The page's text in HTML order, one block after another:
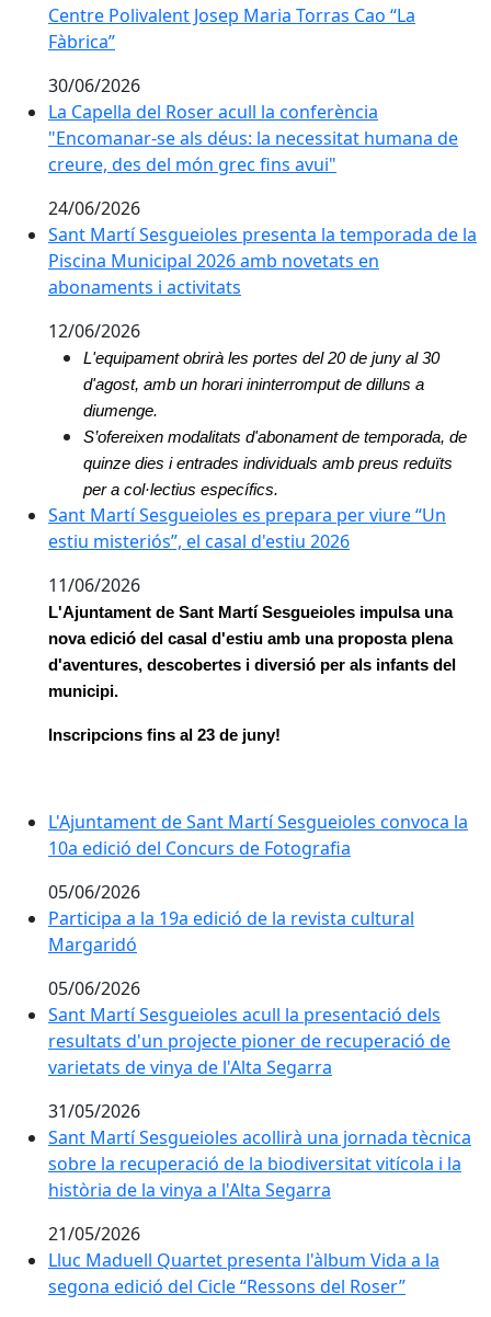
Centre Polivalent Josep Maria Torras Cao “La
Fàbrica”
30/06/2026
La Capella del Roser acull la conferència
La Capella del Roser acull la conferència
"Encomanar-se als déus: la necessitat humana de
creure, des del món grec fins avui"
24/06/2026
Sant Martí Sesgueioles presenta la temporada de la
Sant Martí Sesgueioles presenta la temporada de la
Piscina Municipal 2026 amb novetats en
abonaments i activitats
12/06/2026
L'equipament obrirà les portes del 20 de juny al 30
d'agost, amb un horari ininterromput de dilluns a
diumenge.
S’ofereixen modalitats d'abonament de temporada, de
quinze dies i entrades individuals amb preus reduïts
per a col·lectius específics.
Sant Martí Sesgueioles es prepara per viure “Un
Sant Martí Sesgueioles es prepara per viure “Un
estiu misteriós”, el casal d'estiu 2026
11/06/2026
L'Ajuntament de Sant Martí Sesgueioles impulsa una
nova edició del casal d'estiu amb una proposta plena
d'aventures, descobertes i diversió per als infants del
municipi.
Inscripcions fins al 23 de juny!
L'Ajuntament de Sant Martí Sesgueioles convoca la
L'Ajuntament de Sant Martí Sesgueioles convoca la
10a edició del Concurs de Fotografia
05/06/2026
Participa a la 19a edició de la revista cultural
Participa a la 19a edició de la revista cultural
Margaridó
05/06/2026
Sant Martí Sesgueioles acull la presentació dels
Sant Martí Sesgueioles acull la presentació dels
resultats d'un projecte pioner de recuperació de
varietats de vinya de l'Alta Segarra
31/05/2026
Sant Martí Sesgueioles acollirà una jornada tècnica
Sant Martí Sesgueioles acollirà una jornada tècnica
sobre la recuperació de la biodiversitat vitícola i la
història de la vinya a l'Alta Segarra
21/05/2026
Lluc Maduell Quartet presenta l'àlbum Vida a la
Lluc Maduell Quartet presenta l'àlbum Vida a la
segona edició del Cicle “Ressons del Roser”